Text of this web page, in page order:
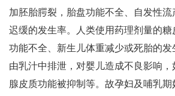
加胚胎腭裂，胎盘功能不全、自发性
迟缓的发生率。人类使用药理剂量的
功能不全、新生儿体重减少或死胎的
由乳汁中排泄，对婴儿造成不良影响
腺皮质功能被抑制等。故孕妇及哺乳期